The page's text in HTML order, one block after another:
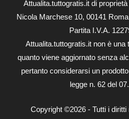
Attualita.tuttogratis.it di
Nicola Marchese 10, 00141
Partita I.V.A.
Attualita.tuttogratis.it non è una
quanto viene aggiornato senza
pertanto considerarsi un
legge n. 62 del
Copyright ©2026 - Tutti i diritti